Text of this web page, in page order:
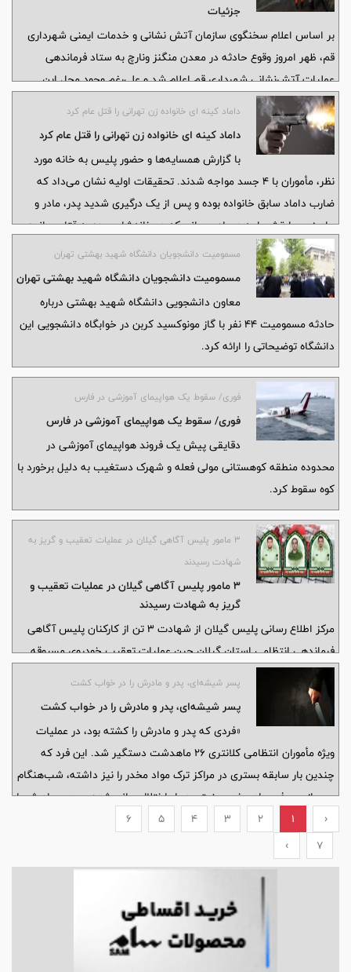
جزئیات
بر اساس اعلام سخنگوی سازمان آتش نشانی و خدمات ایمنی شهرداری
قم، ظهر امروز وقوع حادثه در معدن منگنز ونارچ به ستاد فرماندهی
عملیات آتش‌نشانی شهرداری قم اعلام شد و علی‌رغم وجود محل این
حادثه در خارج محدوده خدماتی شهرداری، تیم‌های عملیاتی جهت انجام
عملیات امداد و نجات به محل حادثه اعزام شدند.
داماد کینه ای خانواده زن تهرانی را قتل عام کرد
داماد کینه ای خانواده زن تهرانی را قتل عام کرد
با گزارش همسایه‌ها و حضور پلیس به خانه مورد
نظر، مأموران با ۴ جسد مواجه شدند. تحقیقات اولیه نشان می‌داد که
ضارب داماد سابق خانواده بوده و پس از یک درگیری شدید پدر، مادر و
برادرزن سابقش را به همراه مهمانی که در خانه‌شان بوده به قتل رسانده و
سپس متواری شده است.مسمومیت دانشجویان دانشگاه شهید بهشتی تهران
مسمومیت دانشجویان دانشگاه شهید بهشتی تهران
معاون دانشجویی دانشگاه شهید بهشتی درباره
حادثه مسمومیت ۴۴ نفر با گاز مونوکسید کربن در خوابگاه دانشجویی این
دانشگاه توضیحاتی را ارائه کرد.
فوری/ سقوط یک هواپیمای آموزشی در فارس
فوری/ سقوط یک هواپیمای آموزشی در فارس
دقایقی پیش یک فروند هواپیمای آموزشی در
محدوده منطقه کوهستانی مولی فعله و شهرک دستغیب به دلیل برخورد با
کوه سقوط کرد.
۳ مامور پلیس آگاهی گیلان در عملیات تعقیب و گریز به
شهادت رسیدند
۳ مامور پلیس آگاهی گیلان در عملیات تعقیب و
گریز به شهادت رسیدند
مرکز اطلاع رسانی پلیس گیلان از شهادت ۳ تن از کارکنان پلیس آگاهی
فرماندهی انتظامی استان گیلان حین عملیات تعقیب خودروی مسروقه
خبر داد.
پسر شیشه‌ای، پدر و مادرش را در خواب کشت
پسر شیشه‌ای، پدر و مادرش را در خواب کشت
«فردی که پدر و مادرش را کشته بود، در عملیات
ویژه مأموران انتظامی کلانتری ۲۶ ماهدشت دستگیر شد. این فرد که
چندین بار سابقه بستری در مراکز ترک مواد مخدر را نیز داشته، شب‌هنگام
پس از مصرف مواد مخدر صنعتی دچار اختلال روانی شده و پدر و مادرش را
که خواب بودند، با جسم سخت به قتل رساند.»‹
1
2
3
4
5
6
7
›